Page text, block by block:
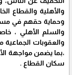
والأهلية والقطاع
وحماية حقهم في
والسلم الأهلي ،
والعقوبات
،بما يضمن مواجهة
سكان القطاع .